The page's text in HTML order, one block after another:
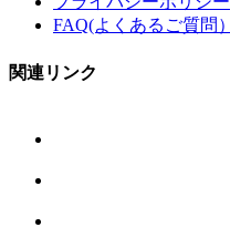
FAQ(よくあるご質問）
関連リンク